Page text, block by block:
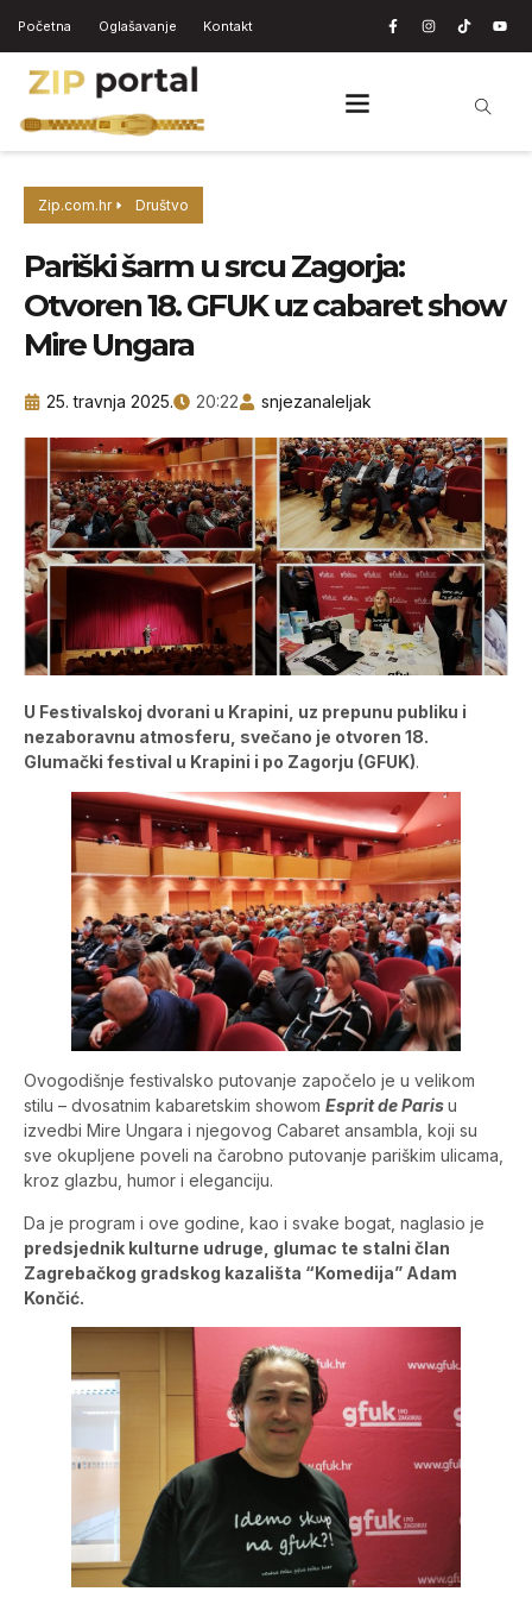
Početna Oglašavanje Kontakt
Zip.com.hr Društvo
Pariški šarm u srcu Zagorja:
Otvoren 18. GFUK uz cabaret show
Mire Ungara
25. travnja 2025. 20:22 snjezanaleljak
U Festivalskoj dvorani u Krapini, uz prepunu publiku i
nezaboravnu atmosferu, svečano je otvoren 18.
Glumački festival u Krapini i po Zagorju (GFUK).
Ovogodišnje festivalsko putovanje započelo je u velikom
stilu – dvosatnim kabaretskim showom Esprit de Parisu
izvedbi Mire Ungara i njegovog Cabaret ansambla, koji su
sve okupljene poveli na čarobno putovanje pariškim ulicama,
kroz glazbu, humor i eleganciju.
Da je program i ove godine, kao i svake bogat, naglasio je
predsjednik kulturne udruge, glumac te stalni član
Zagrebačkog gradskog kazališta “Komedija” Adam
Končić.